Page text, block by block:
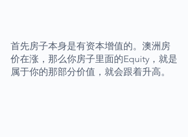
首先房子本身是有资本增值的。澳洲房
价在涨，那么你房子里面的Equity，就是
属于你的那部分价值，就会跟着升高。